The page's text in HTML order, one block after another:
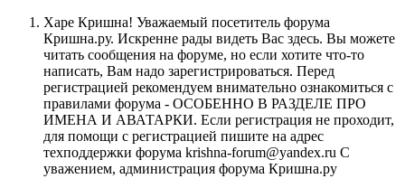
Харе Кришна! Уважаемый посетитель форума
Кришна.ру. Искренне рады видеть Вас здесь. Вы можете
читать сообщения на форуме, но если хотите что-то
написать, Вам надо зарегистрироваться. Перед
регистрацией рекомендуем внимательно ознакомиться с
правилами форума - ОСОБЕННО В РАЗДЕЛЕ ПРО
ИМЕНА И АВАТАРКИ. Если регистрация не проходит,
для помощи с регистрацией пишите на адрес
техподдержки форума krishna-forum@yandex.ru С
уважением, администрация форума Кришна.ру